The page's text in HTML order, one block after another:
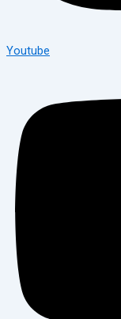
Youtube